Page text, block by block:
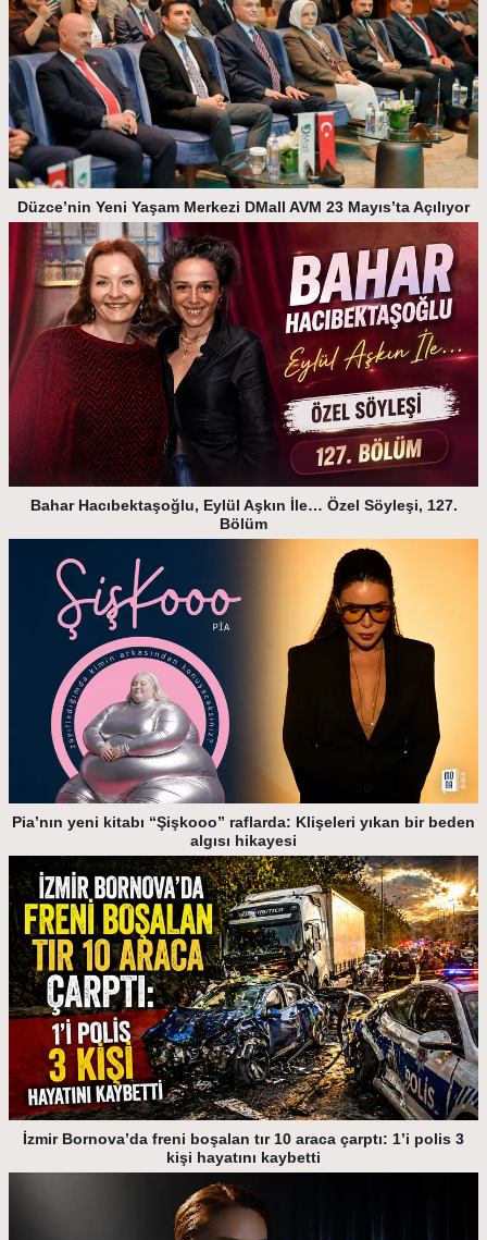
Düzce’nin Yeni Yaşam Merkezi DMall AVM 23 Mayıs’ta Açılıyor
Bahar Hacıbektaşoğlu, Eylül Aşkın İle… Özel Söyleşi, 127.
Bölüm
Pia’nın yeni kitabı “Şişkooo” raflarda: Klişeleri yıkan bir beden
algısı hikayesi
İzmir Bornova’da freni boşalan tır 10 araca çarptı: 1’i polis 3
kişi hayatını kaybetti